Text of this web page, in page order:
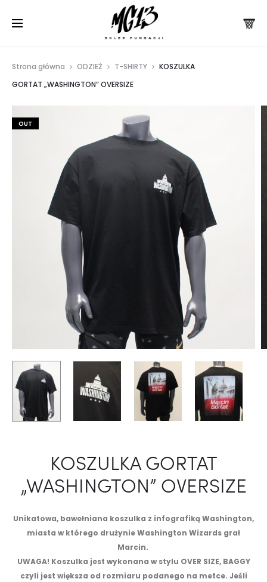
Strona główna ODZIEŻ T-SHIRTY
KOSZULKA
GORTAT „WASHINGTON” OVERSIZE
OUT
KOSZULKA GORTAT
„WASHINGTON” OVERSIZE
Unikatowa, bawełniana koszulka z infografiką Washington,
miasta w którego drużynie Washington Wizards grał
Marcin.
UWAGA! Koszulka jest wykonana w stylu OVER SIZE, BAGGY
czyli jest większa od rozmiaru podanego na metce. Jeśli